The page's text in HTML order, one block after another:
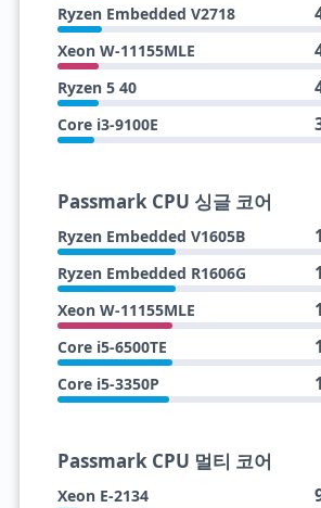
Ryzen Embedded V2718
Xeon W-11155MLE
Ryzen 5 40
Core i3-9100E
Passmark CPU 싱글 코어
Ryzen Embedded V1605B
Ryzen Embedded R1606G
Xeon W-11155MLE
Core i5-6500TE
Core i5-3350P
Passmark CPU 멀티 코어
Xeon E-2134